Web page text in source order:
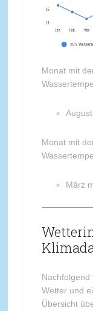
Monat mit
Monat mit
März
Nachfolgend
Wetter und
Übersicht